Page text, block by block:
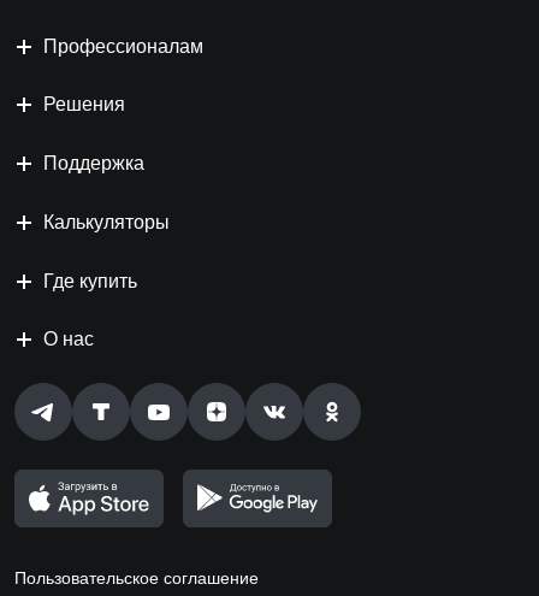
Профессионалам
Решения
Поддержка
Калькуляторы
Где купить
О нас
Пользовательское соглашение